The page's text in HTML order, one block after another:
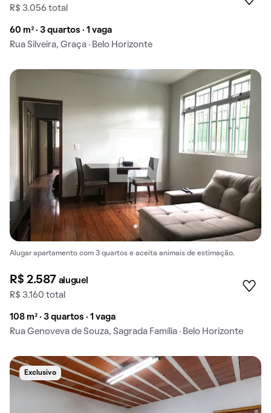
R$ 3.056 total
60 m² · 3 quartos · 1 vaga
Rua Silveira, Graça · Belo Horizonte
Alugar apartamento com 3 quartos e aceita animais de estimação.
R$ 2.587 aluguel
R$ 3.160 total
108 m² · 3 quartos · 1 vaga
Rua Genoveva de Souza, Sagrada Família · Belo Horizonte
Exclusivo